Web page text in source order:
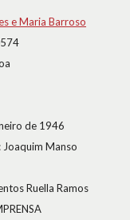
e Maria Barroso
de 1946
Manso
Ruella Ramos